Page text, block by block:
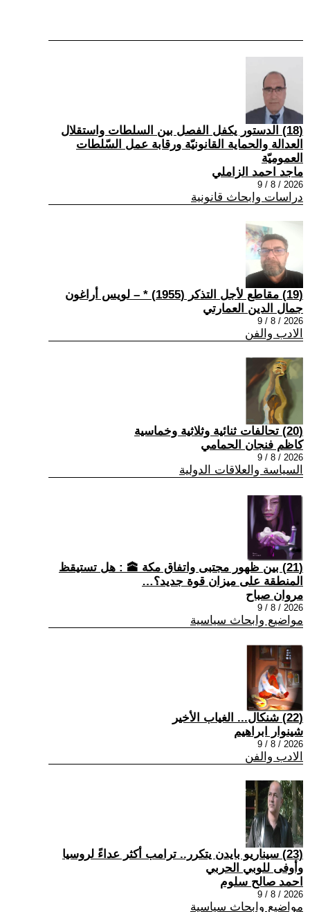
(18) الدستور يكفل الفصل بين السلطات واستقلال
العدالة والحماية القانونيّة ورقابة عمل السّلطات
العموميّة
ماجد احمد الزاملي
2026 / 8 / 9
دراسات وابحاث قانونية
(19) مقاطع لأجل التذكر (1955) * – لويس أراغون
جمال الدين العمارتي
2026 / 8 / 9
الادب والفن
(20) تحالفات ثنائية وثلاثية وخماسية
كاظم فنجان الحمامي
2026 / 8 / 9
السياسة والعلاقات الدولية
(21) بين ظهور مجتبى واتفاق مكة 🕋 : هل تستيقظ
المنطقة على ميزان قوة جديد؟…
مروان صباح
2026 / 8 / 9
مواضيع وابحاث سياسية
(22) شنكال... الغياب الأخير
شينوار ابراهيم
2026 / 8 / 9
الادب والفن
(23) سيناريو بايدن يتكرر.. ترامب أكثر عداءً لروسيا
وأوفى للوبي الحربي
احمد صالح سلوم
2026 / 8 / 9
مواضيع وابحاث سياسية